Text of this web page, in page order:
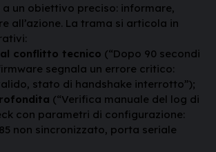
un obiettivo preciso: informare,
all’azione. La trama si articola in
conflitto tecnico (“Dopo 90 secondi
segnala un errore critico:
stato di handshake interrotto”);
(“Verifica manuale del log di
con parametri di configurazione:
non sincronizzato, porta seriale